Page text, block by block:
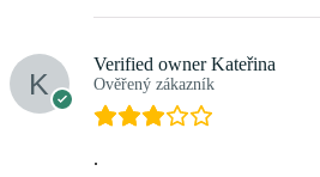
Verified ownerKateřina
Ověřený zákazník
.